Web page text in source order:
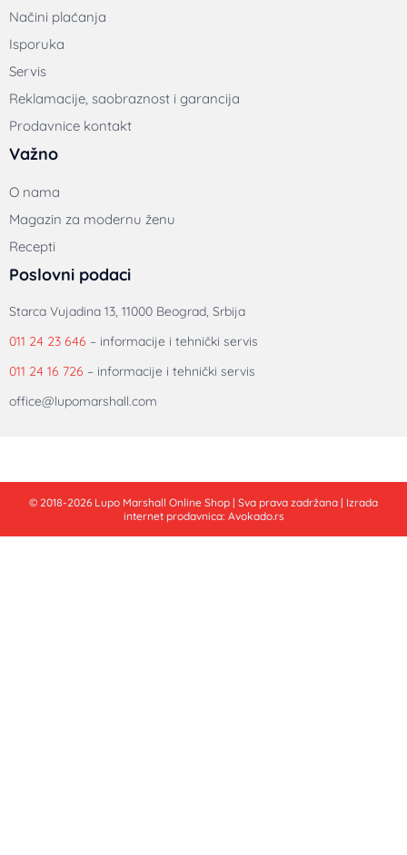
Načini plaćanja
Isporuka
Servis
Reklamacije, saobraznost i garancija
Prodavnice kontakt
Važno
O nama
Magazin za modernu ženu
Recepti
Poslovni podaci
Starca Vujadina 13, 11000 Beograd, Srbija
011 24 23 646 – informacije i tehnički servis
011 24 16 726 – informacije i tehnički servis
office@lupomarshall.com
© 2018-2026 Lupo Marshall Online Shop | Sva prava zadržana | Izrada
internet prodavnica: Avokado.rs